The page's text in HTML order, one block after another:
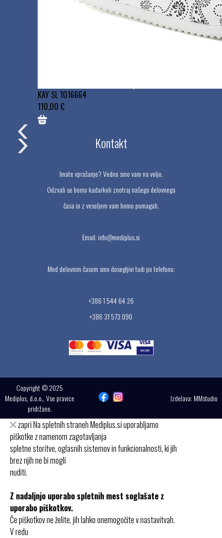
KAY SL 1016664
110,00 €
Uporabne povezave
Kontakt
Imate vprašanje? Vedno smo vam na voljo.
Odzvali se bomo kadarkoli znotraj našega delovnega
časa in z veseljem vam bomo pomagali.
Email: info@mediplus.si
Med delovnim časom smo dosegljivi tudi po telefonu:
+386 1 544 64 26
+386 31 573 090
Copyright © 2025
Mediplus, d.o.o., Vse pravice
pridržane.
Izdelava:MMstudio
zapriNa spletnih straneh Mediplus.si uporabljamo
piškotke z namenom zagotavljanja
spletne storitve, oglasnih sistemov in funkcionalnosti, ki jih
brez njih ne bi mogli
nuditi.
Z nadaljnjo uporabo spletnih mest soglašate z
uporabo piškotkov.
Če piškotkov ne želite, jih lahko onemogočite v nastavitvah.
V redu